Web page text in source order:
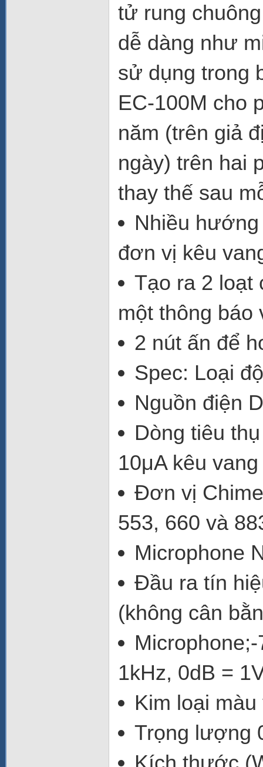
tử rung
dễ dàng như
sử dụng trong
EC-100M cho
năm (trên giả
ngày) trên hai
thay thế sau
Nhiều
đơn vị kêu
Tạo ra 2 loạt
một thông
2 nút ấn để
Spec: Loại
Nguồn điện
Dòng tiêu
10μA kêu
Đơn vị
553, 660 và
Microphone
Đầu ra tín
(không cân
1kHz, 0dB =
Kim loại
Trọng lượng